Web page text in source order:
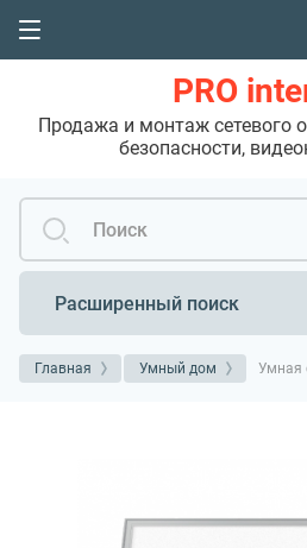
PRO
Продажа и монтаж сетевого
безопасности,
Расширенный поиск
Главная Умный дом Умная